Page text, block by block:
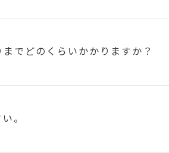
で どのくらいかかりますか？
。